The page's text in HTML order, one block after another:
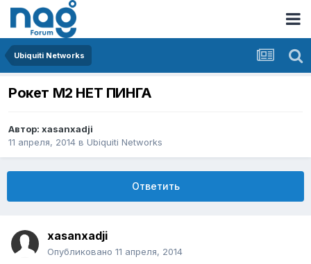
Ubiquiti Networks
Рокет М2 НЕТ ПИНГА
Автор: xasanxadji
11 апреля, 2014 в Ubiquiti Networks
Ответить
xasanxadji
Опубликовано 11 апреля, 2014